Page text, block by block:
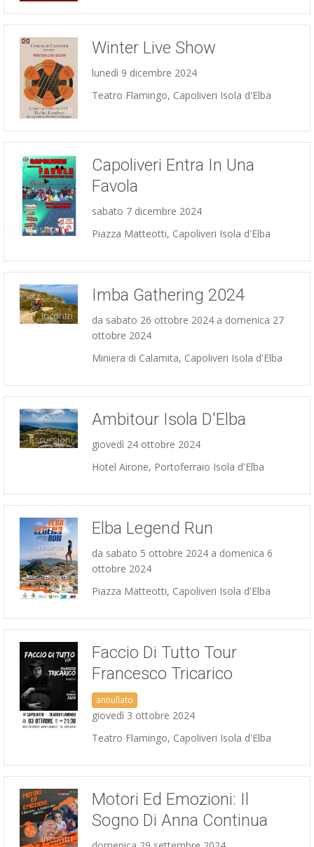
Concerti
Winter Live Show
lunedì 9 dicembre 2024
Teatro Flamingo, Capoliveri Isola d'Elba
Manifestazioni
Capoliveri Entra In Una
Favola
sabato 7 dicembre 2024
Piazza Matteotti, Capoliveri Isola d'Elba
Incontri
Imba Gathering 2024
da sabato 26 ottobre 2024 a domenica 27
ottobre 2024
Miniera di Calamita, Capoliveri Isola d'Elba
Escursioni
Ambitour Isola D'Elba
giovedì 24 ottobre 2024
Hotel Airone, Portoferraio Isola d'Elba
Sport
Elba Legend Run
da sabato 5 ottobre 2024 a domenica 6
ottobre 2024
Piazza Matteotti, Capoliveri Isola d'Elba
Concerti
Faccio Di Tutto Tour
Francesco Tricarico
annullato
giovedì 3 ottobre 2024
Teatro Flamingo, Capoliveri Isola d'Elba
Incontri
Motori Ed Emozioni: Il
Sogno Di Anna Continua